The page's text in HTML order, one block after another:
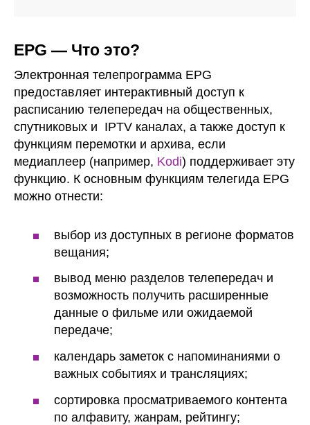
EPG — Что это?
Электронная телепрограмма EPG
предоставляет интерактивный доступ к
расписанию телепередач на общественных,
спутниковых и IPTV каналах, а также доступ к
функциям перемотки и архива, если
медиаплеер (например, Kodi) поддерживает эту
функцию. К основным функциям телегида EPG
можно отнести:
выбор из доступных в регионе форматов
вещания;
вывод меню разделов телепередач и
возможность получить расширенные
данные о фильме или ожидаемой
передаче;
календарь заметок с напоминаниями о
важных событиях и трансляциях;
сортировка просматриваемого контента
по алфавиту, жанрам, рейтингу;